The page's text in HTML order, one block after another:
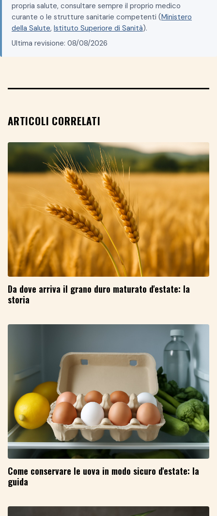
propria salute, consultare sempre il proprio medico
curante o le strutture sanitarie competenti (Ministero
della Salute, Istituto Superiore di Sanità).
Ultima revisione: 08/08/2026
ARTICOLI CORRELATI
Da dove arriva il grano duro maturato d'estate: la
storia
Come conservare le uova in modo sicuro d'estate: la
guida